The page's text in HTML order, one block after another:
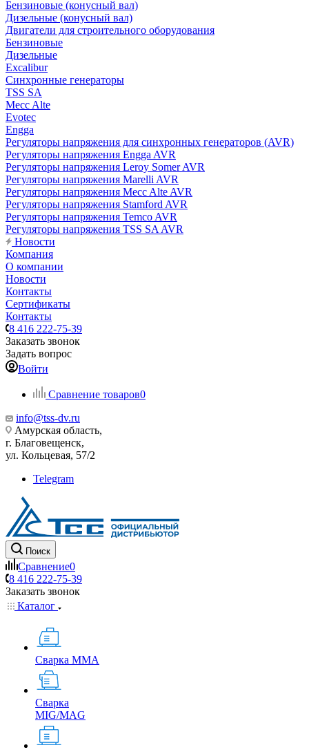
Бензиновые (конусный вал)
Дизельные (конусный вал)
Двигатели для строительного оборудования
Бензиновые
Дизельные
Excalibur
Синхронные генераторы
TSS SA
Mecc Alte
Evotec
Engga
Регуляторы напряжения для синхронных генераторов (AVR)
Регуляторы напряжения Engga AVR
Регуляторы напряжения Leroy Somer AVR
Регуляторы напряжения Marelli AVR
Регуляторы напряжения Mecc Alte AVR
Регуляторы напряжения Stamford AVR
Регуляторы напряжения Temco AVR
Регуляторы напряжения TSS SA AVR
Новости
Компания
О компании
Новости
Контакты
Сертификаты
Контакты
8 416 222-75-39
Заказать звонок
Задать вопрос
Войти
Сравнение товаров0
info@tss-dv.ru
Амурская область,
г. Благовещенск,
ул. Кольцевая, 57/2
Telegram
Поиск
Сравнение0
8 416 222-75-39
Заказать звонок
Каталог
Сварка MMA
Сварка
MIG/MAG